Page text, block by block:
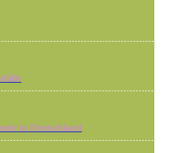
in Deutschland